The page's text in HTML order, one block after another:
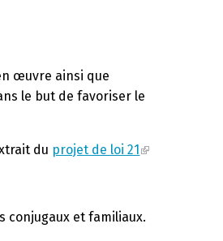
œuvre ainsi que
le but de favoriser le
du projet de loi 21
conjugaux et familiaux.